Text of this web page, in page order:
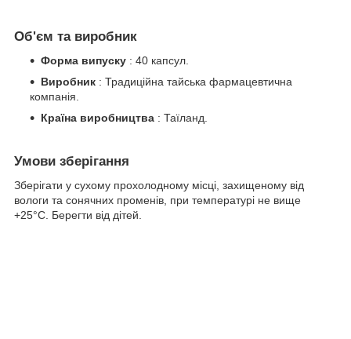
Об'єм та виробник
Форма випуску : 40 капсул.
Виробник : Традиційна тайська фармацевтична
компанія.
Країна виробництва : Таїланд.
Умови зберігання
Зберігати у сухому прохолодному місці, захищеному від
вологи та сонячних променів, при температурі не вище
+25°C. Берегти від дітей.